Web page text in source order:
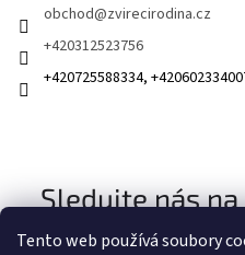
Tento web používá soubory
obchod@zvirecirodina.cz
+420312523756
+420725588334,
Sledujte nás